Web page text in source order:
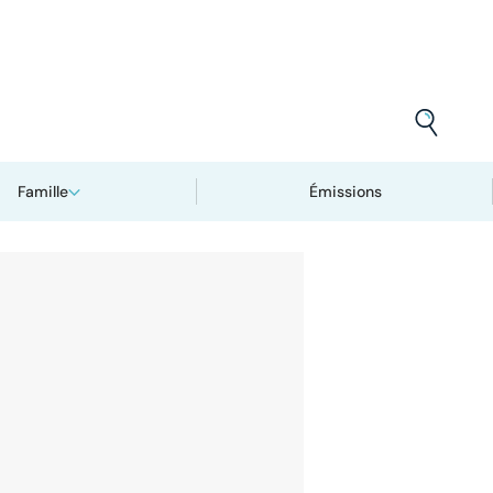
Famille Émissions